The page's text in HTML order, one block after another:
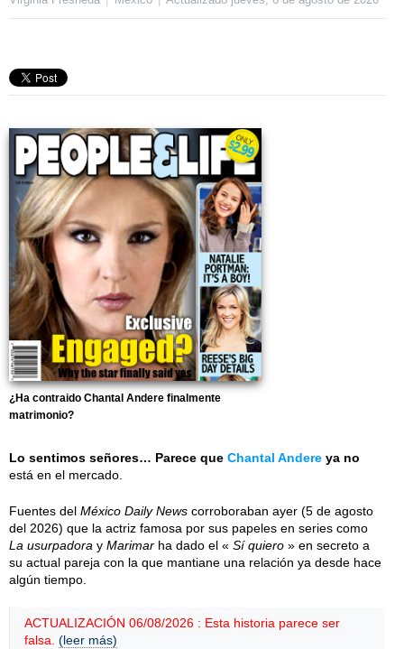
¿Ha contraido Chantal Andere finalmente
matrimonio?
Lo sentimos señores… Parece que Chantal Andere ya no
está en el mercado.
Fuentes del México Daily News corroboraban ayer (5 de agosto
del 2026) que la actriz famosa por sus papeles en series como
La usurpadora y Marimar ha dado el « Sí quiero » en secreto a
su actual pareja con la que mantiane una relación ya desde hace
algún tiempo.
ACTUALIZACIÓN 06/08/2026 : Esta historia parece ser
falsa. (leer más)